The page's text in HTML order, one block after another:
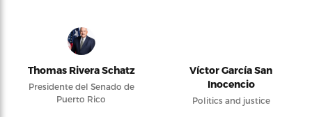
Thomas Rivera Schatz
Presidente del Senado de
Puerto Rico
Víctor García San
Inocencio
Politics and justice